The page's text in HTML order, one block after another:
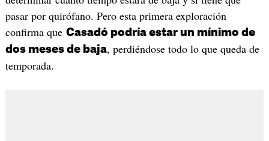
pasar por quirófano. Pero esta primera exploración
confirma que Casadó podría estar un mínimo de
dos meses de baja, perdiéndose todo lo que queda de
temporada.